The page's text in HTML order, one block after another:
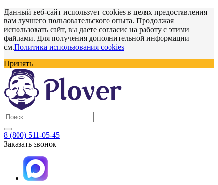
Данный веб-сайт использует cookies в целях предоставления
вам лучшего пользовательского опыта. Продолжая
использовать сайт, вы даете согласие на работу с этими
файлами. Для получения дополнительной информации
см.Политика использования cookies
Принять
8 (800) 511-05-45
Заказать звонок